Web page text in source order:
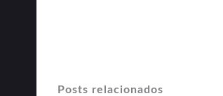
Posts relacionados